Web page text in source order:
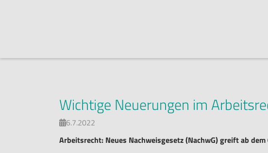
Wichtige Neuerungen im
6.7.2022
Arbeitsrecht: Neues Nachweisgesetz (NachwG) greift ab